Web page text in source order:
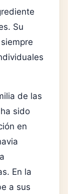
Su
de las
sido
en
En la
a sus